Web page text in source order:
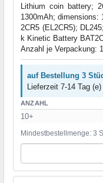
Lithium coin battery;
1300mAh; dimensions:
2CR5 (EL2CR5);
k Kinetic Battery
Anzahl je Verpackung:
auf Bestellung 3
Lieferzeit 7-14 Tag (e)
ANZAHL
10+
Mindestbestellmenge: 3